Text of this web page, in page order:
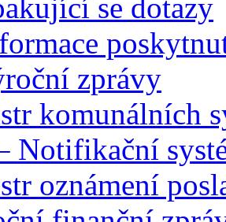
se dotazy
zprávy
komunálních
Notifikační
oznámení